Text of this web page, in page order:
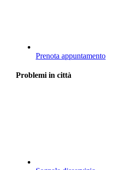
Prenota appuntamento
Problemi in città